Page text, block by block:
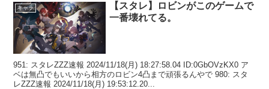
キャラ
【スタレ】ロビンがこのゲームで
一番壊れてる。
951: スタレZZZ速報 2024/11/18(月) 18:27:58.04 ID:0GbOVzKX0 ア
ベは無凸でもいいから相方のロビン4凸まで頑張るんやで 980: スタ
レZZZ速報 2024/11/18(月) 19:53:12.20...